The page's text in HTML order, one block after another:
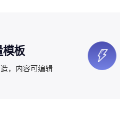
模板
，内容可编辑